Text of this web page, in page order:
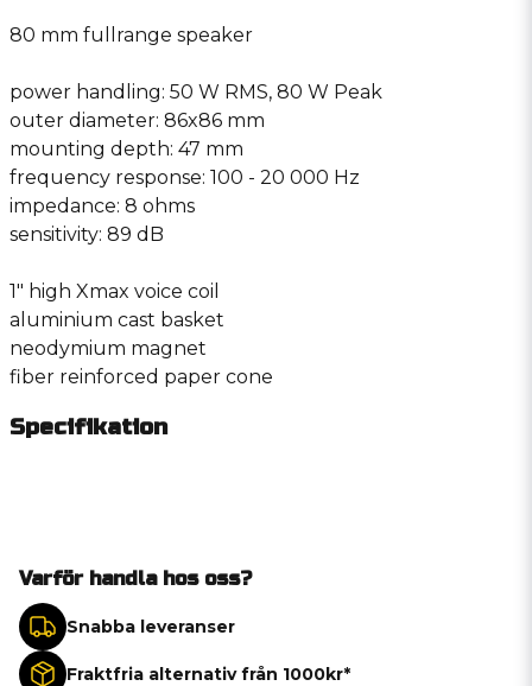
80 mm fullrange speaker
power handling: 50 W RMS, 80 W Peak
outer diameter: 86x86 mm
mounting depth: 47 mm
frequency response: 100 - 20 000 Hz
impedance: 8 ohms
sensitivity: 89 dB
1″ high Xmax voice coil
aluminium cast basket
neodymium magnet
fiber reinforced paper cone
Specifikation
Varför handla hos oss?
Snabba leveranser
Fraktfria alternativ från 1000kr*